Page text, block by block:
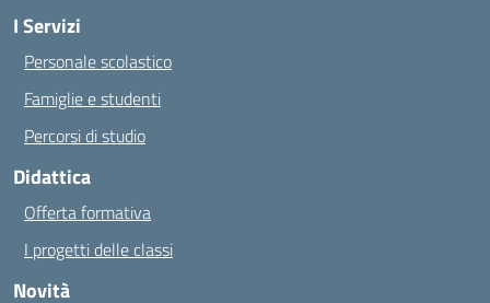
I Servizi
Personale scolastico
Famiglie e studenti
Percorsi di studio
Didattica
Offerta formativa
I progetti delle classi
Novità